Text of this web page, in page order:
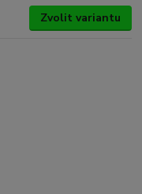
Zvolit variantu